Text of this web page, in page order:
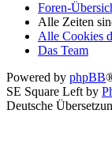
Foren-
Alle Zeiten
Alle Cookies
Das Team
Powered by phpBB
SE Square Left by
Deutsche